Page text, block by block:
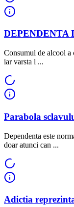
DEPENDENTA
Consumul de alcool
iar varsta l ...
Parabola
Dependenta este
doar atunci can ...
Adictia